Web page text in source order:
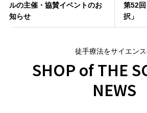
ルの主催・協賛イベントのお
知らせ
第52
択」
徒手療法をサイエン
SHOP of THE
NEWS